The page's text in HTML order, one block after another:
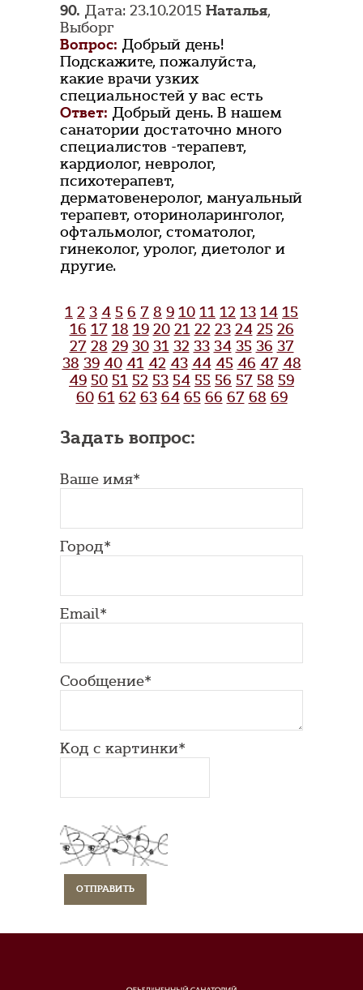
90. Дата: 23.10.2015 Наталья,
Выборг
Вопрос: Добрый день!
Подскажите, пожалуйста,
какие врачи узких
специальностей у вас есть
Ответ: Добрый день. В нашем
санатории достаточно много
специалистов -терапевт,
кардиолог, невролог,
психотерапевт,
дерматовенеролог, мануальный
терапевт, оториноларинголог,
офтальмолог, стоматолог,
гинеколог, уролог, диетолог и
другие.
1 2 3 4 5 6 7 8 9 10 11 12 13 14 15
16 17 18 19 20 21 22 23 24 25 26
27 28 29 30 31 32 33 34 35 36 37
38 39 40 41 42 43 44 45 46 47 48
49 50 51 52 53 54 55 56 57 58 59
60 61 62 63 64 65 66 67 68 69
Задать вопрос:
Ваше имя*
Город*
Email*
Сообщение*
Код с картинки*